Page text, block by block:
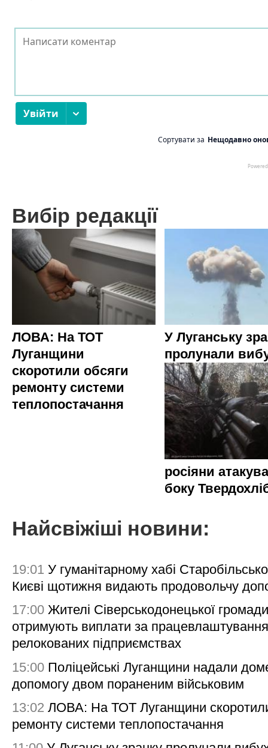
Вибір редакції
ЛОВА: На ТОТ
Луганщини
скоротили обсяги
ремонту системи
теплопостачання
У Луганську
пролунали
росіяни
боку
Найсвіжіші новини:
19:01 У гуманітарному хабі
Києві щотижня видають продовольчу
17:00 Жителі Сіверськодонецької
отримують виплати за
релокованих підприємствах
15:00 Поліцейські Луганщини надали
допомогу двом пораненим військовим
13:02 ЛОВА: На ТОТ Луганщини
ремонту системи теплопостачання